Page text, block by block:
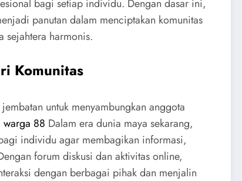
bagi setiap individu. Dengan dasar ini,
panutan dalam menciptakan komunitas
sejahtera harmonis.
Komunitas
untuk menyambungkan anggota
warga 88 Dalam era dunia maya sekarang,
individu agar membagikan informasi,
forum diskusi dan aktivitas online,
dengan berbagai pihak dan menjalin